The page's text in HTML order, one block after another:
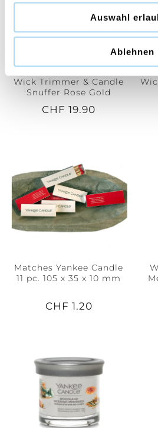
Auswahl
Ablehnen
Wick Trimmer & Candle
Snuffer Rose Gold
CHF 19.90
Matches Yankee Candle
11 pc. 105 x 35 x 10 mm
CHF 1.20